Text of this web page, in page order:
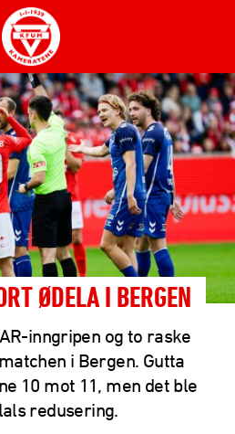
ØDELA I BERGEN
inngripen og to raske
i Bergen. Gutta
10 mot 11, men det ble
redusering.